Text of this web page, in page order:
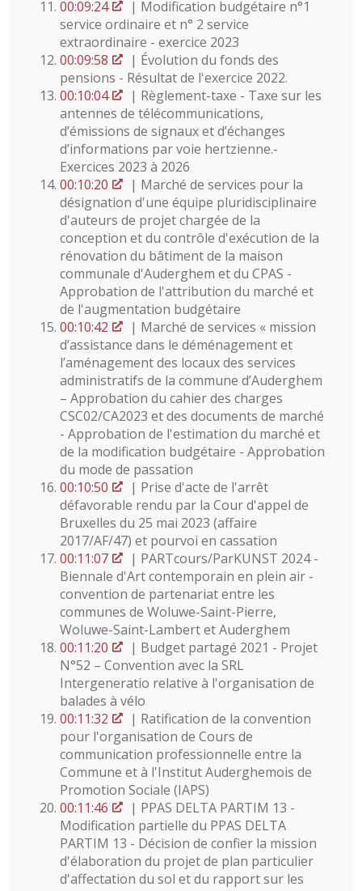
00:09:24
| Modification budgétaire n°1
service ordinaire et n° 2 service
extraordinaire - exercice 2023
00:09:58
| Évolution du fonds des
pensions - Résultat de l'exercice 2022.
00:10:04
| Règlement-taxe - Taxe sur les
antennes de télécommunications,
d’émissions de signaux et d’échanges
d’informations par voie hertzienne.-
Exercices 2023 à 2026
00:10:20
| Marché de services pour la
désignation d'une équipe pluridisciplinaire
d'auteurs de projet chargée de la
conception et du contrôle d'exécution de la
rénovation du bâtiment de la maison
communale d'Auderghem et du CPAS -
Approbation de l'attribution du marché et
de l'augmentation budgétaire
00:10:42
| Marché de services « mission
d’assistance dans le déménagement et
l’aménagement des locaux des services
administratifs de la commune d’Auderghem
– Approbation du cahier des charges
CSC02/CA2023 et des documents de marché
- Approbation de l'estimation du marché et
de la modification budgétaire - Approbation
du mode de passation
00:10:50
| Prise d'acte de l'arrêt
défavorable rendu par la Cour d'appel de
Bruxelles du 25 mai 2023 (affaire
2017/AF/47) et pourvoi en cassation
00:11:07
| PARTcours/ParKUNST 2024 -
Biennale d'Art contemporain en plein air -
convention de partenariat entre les
communes de Woluwe-Saint-Pierre,
Woluwe-Saint-Lambert et Auderghem
00:11:20
| Budget partagé 2021 - Projet
N°52 – Convention avec la SRL
Intergeneratio relative à l'organisation de
balades à vélo
00:11:32
| Ratification de la convention
pour l'organisation de Cours de
communication professionnelle entre la
Commune et à l'Institut Auderghemois de
Promotion Sociale (IAPS)
00:11:46
| PPAS DELTA PARTIM 13 -
Modification partielle du PPAS DELTA
PARTIM 13 - Décision de confier la mission
d'élaboration du projet de plan particulier
d'affectation du sol et du rapport sur les